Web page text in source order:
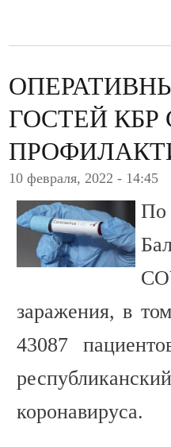
ГОСТЕЙ
10 февраля, 2022 - 14:45
По
заражения, в
43087
коронавируса.